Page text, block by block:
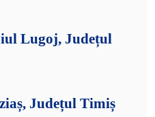
Lugoj, Județul
Județul Timiș